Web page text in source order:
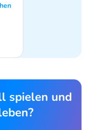
spielen und